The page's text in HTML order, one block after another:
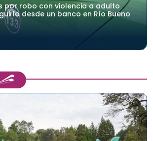
por robo con violencia a adulto
desde un banco en Río Bueno